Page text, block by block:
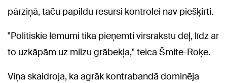
pārziņā, taču papildu resursi kontrolei nav piešķirti.
"Politiskie lēmumi tika pieņemti virsrakstu dēļ, līdz ar
to uzkāpām uz milzu grābekļa," teica Šmite-Roķe.
Viņa skaidroja, ka agrāk kontrabandā dominēja